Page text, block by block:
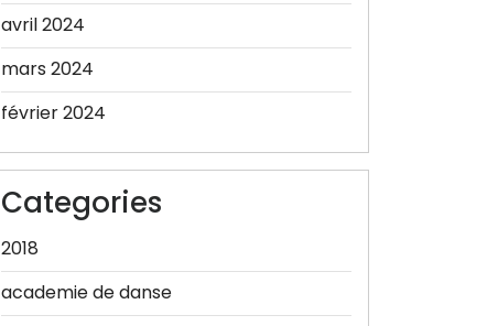
avril 2024
mars 2024
février 2024
Categories
2018
academie de danse